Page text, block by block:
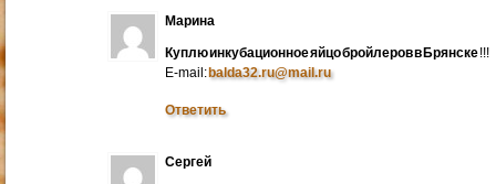
Марина
Куплю инкубационное яйцо бройлеров в Брянске!!!
E-mail:balda32.ru@mail.ru
Ответить
Сергей